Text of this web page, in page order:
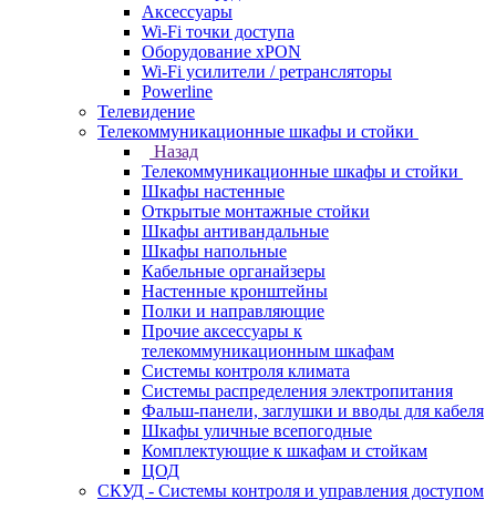
Аксессуары
Wi-Fi точки доступа
Оборудование хPON
Wi-Fi усилители / ретрансляторы
Powerline
Телевидение
Телекоммуникационные шкафы и стойки
Назад
Телекоммуникационные шкафы и стойки
Шкафы настенные
Открытые монтажные стойки
Шкафы антивандальные
Шкафы напольные
Кабельные органайзеры
Настенные кронштейны
Полки и направляющие
Прочие аксессуары к
телекоммуникационным шкафам
Системы контроля климата
Системы распределения электропитания
Фальш-панели, заглушки и вводы для кабеля
Шкафы уличные всепогодные
Комплектующие к шкафам и стойкам
ЦОД
СКУД - Системы контроля и управления доступом